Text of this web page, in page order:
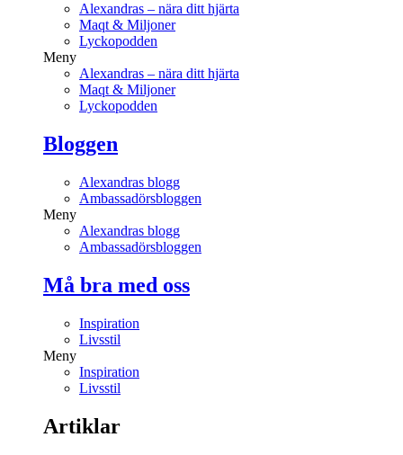
Alexandras – nära ditt hjärta
Maqt & Miljoner
Lyckopodden
Meny
Alexandras – nära ditt hjärta
Maqt & Miljoner
Lyckopodden
Bloggen
Alexandras blogg
Ambassadörsbloggen
Meny
Alexandras blogg
Ambassadörsbloggen
Må bra med oss
Inspiration
Livsstil
Meny
Inspiration
Livsstil
Artiklar